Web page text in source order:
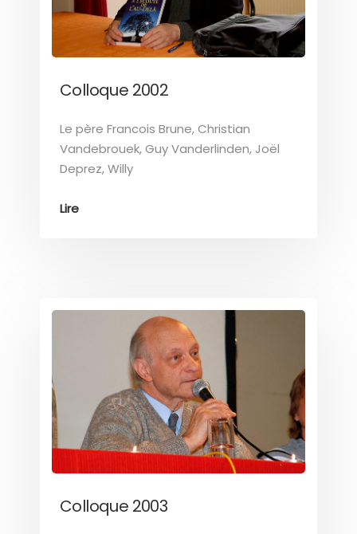
Colloque 2002
Le père Francois Brune, Christian
Vandebrouek, Guy Vanderlinden, Joël
Deprez, Willy
Lire
Colloque 2003